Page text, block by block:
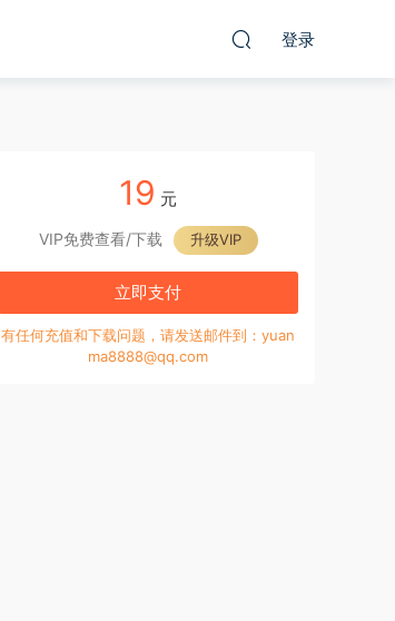
登录
19 元
VIP免费查看/下载 升级VIP
立即支付
有任何充值和下载问题，请发送邮件到：yuan
ma8888@qq.com